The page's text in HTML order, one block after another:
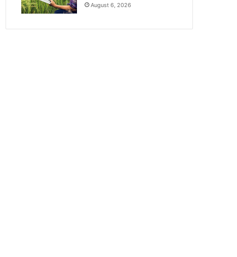
August 6, 2026